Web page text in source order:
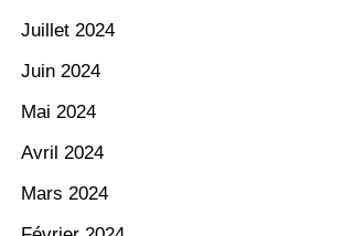
Juillet 2024
Juin 2024
Mai 2024
Avril 2024
Mars 2024